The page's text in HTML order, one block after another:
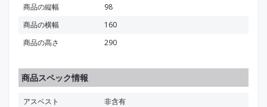
商品の縦幅
98
商品の横幅
160
商品の高さ
290
商品スペック情報
アスベスト
非含有